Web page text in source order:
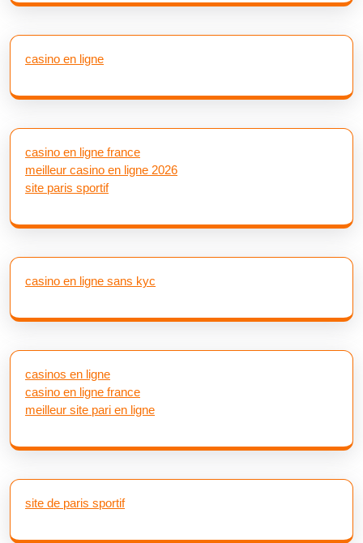
casino en ligne
casino en ligne france
meilleur casino en ligne 2026
site paris sportif
casino en ligne sans kyc
casinos en ligne
casino en ligne france
meilleur site pari en ligne
site de paris sportif